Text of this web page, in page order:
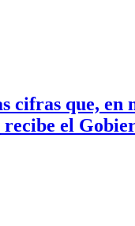
cifras que, en
recibe el